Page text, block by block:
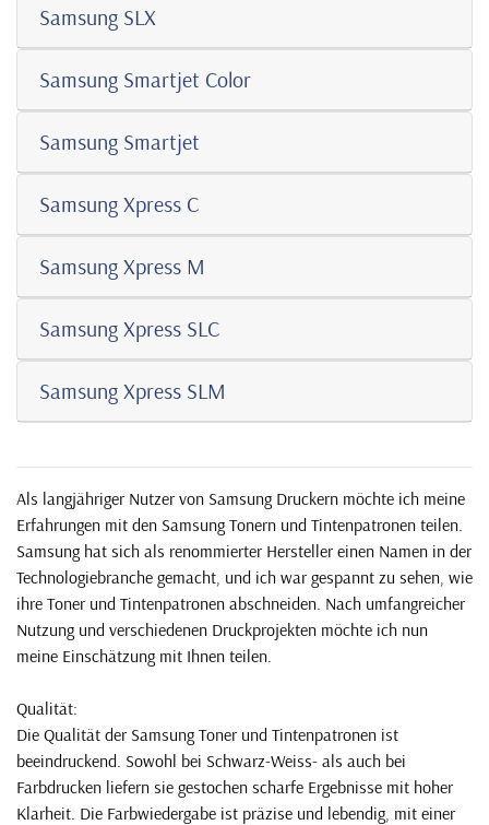
Samsung SLX
Samsung Smartjet Color
Samsung Smartjet
Samsung Xpress C
Samsung Xpress M
Samsung Xpress SLC
Samsung Xpress SLM
Als langjähriger Nutzer von Samsung Druckern möchte ich meine
Erfahrungen mit den Samsung Tonern und Tintenpatronen teilen.
Samsung hat sich als renommierter Hersteller einen Namen in der
Technologiebranche gemacht, und ich war gespannt zu sehen, wie
ihre Toner und Tintenpatronen abschneiden. Nach umfangreicher
Nutzung und verschiedenen Druckprojekten möchte ich nun
meine Einschätzung mit Ihnen teilen.
Qualität:
Die Qualität der Samsung Toner und Tintenpatronen ist
beeindruckend. Sowohl bei Schwarz-Weiss- als auch bei
Farbdrucken liefern sie gestochen scharfe Ergebnisse mit hoher
Klarheit. Die Farbwiedergabe ist präzise und lebendig, mit einer